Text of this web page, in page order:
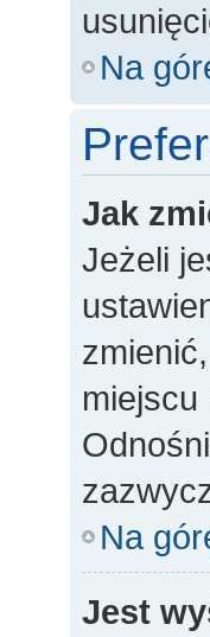
Na
Jak
Jeżeli
miejscu
Na
Jest